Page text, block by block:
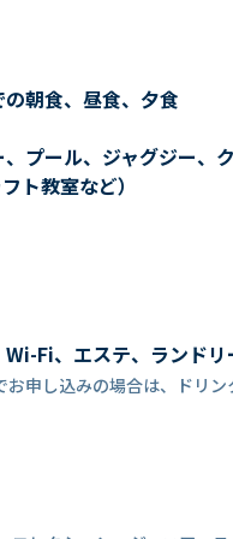
朝食、昼食、夕食
プール、ジャグジー、
ト教室など）
Fi、エステ、ランド
申し込みの場合は、ドリン